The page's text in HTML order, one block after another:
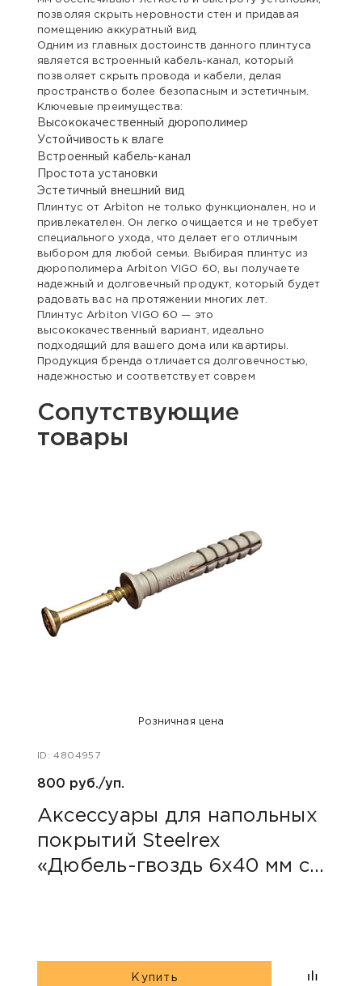
позволяя скрыть неровности стен и придавая
помещению аккуратный вид.
Одним из главных достоинств данного плинтуса
является встроенный кабель-канал, который
позволяет скрыть провода и кабели, делая
пространство более безопасным и эстетичным.
Ключевые преимущества:
Высококачественный дюрополимер
Устойчивость к влаге
Встроенный кабель-канал
Простота установки
Эстетичный внешний вид
Плинтус от Arbiton не только функционален, но и
привлекателен. Он легко очищается и не требует
специального ухода, что делает его отличным
выбором для любой семьи. Выбирая плинтус из
дюрополимера Arbiton VIGO 60, вы получаете
надежный и долговечный продукт, который будет
радовать вас на протяжении многих лет.
Плинтус Arbiton VIGO 60 — это
высококачественный вариант, идеально
подходящий для вашего дома или квартиры.
Продукция бренда отличается долговечностью,
надежностью и соответствует соврем
Сопутствующие
товары
Розничная цена
ID: 4804957
800 руб./уп.
Аксессуары для напольных
покрытий Steelrex
«Дюбель-гвоздь 6х40 мм с
Купить